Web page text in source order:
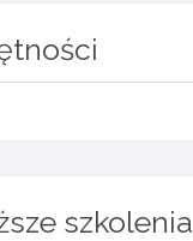
szkolenia